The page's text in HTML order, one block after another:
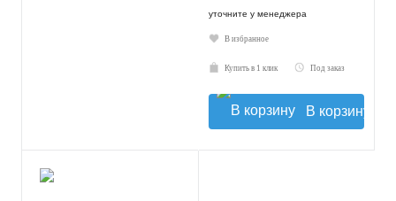
уточните у менеджера
В избранное
Купить в 1 клик Под заказ
В корзину